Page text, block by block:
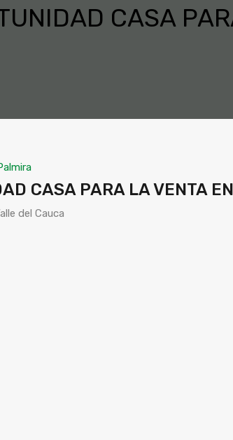
CASA
CASA PARA LA VENTA
del Cauca